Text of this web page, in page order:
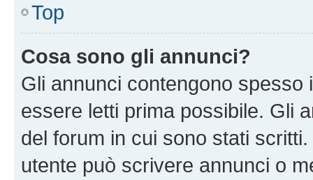
Top
Cosa sono gli annunci?
Gli annunci contengono
essere letti prima possibile. Gli
del forum in cui sono stati
utente può scrivere annunci o